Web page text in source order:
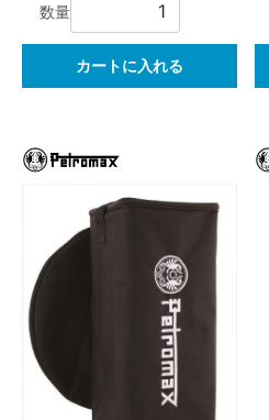
数量
カートに入れる